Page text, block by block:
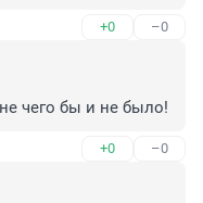
+0 –0
чего бы и не было!
+0 –0